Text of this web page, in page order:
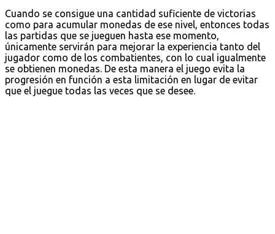
Cuando se consigue una cantidad suficiente de victorias
como para acumular monedas de ese nivel, entonces todas
las partidas que se jueguen hasta ese momento,
únicamente servirán para mejorar la experiencia tanto del
jugador como de los combatientes, con lo cual igualmente
se obtienen monedas. De esta manera el juego evita la
progresión en función a esta limitación en lugar de evitar
que el juegue todas las veces que se desee.